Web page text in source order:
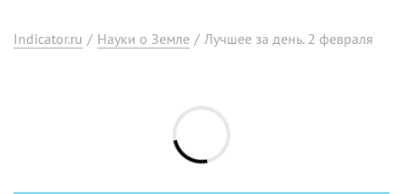
Indicator.ru / Науки о Земле / Лучшее за день. 2 февраля